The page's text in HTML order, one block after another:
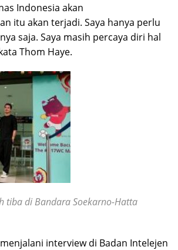
Indonesia akan
itu akan terjadi. Saya hanya perlu
saja. Saya masih percaya diri hal
Thom Haye.
tiba di Bandara Soekarno-Hatta
interview di Badan Intelejen